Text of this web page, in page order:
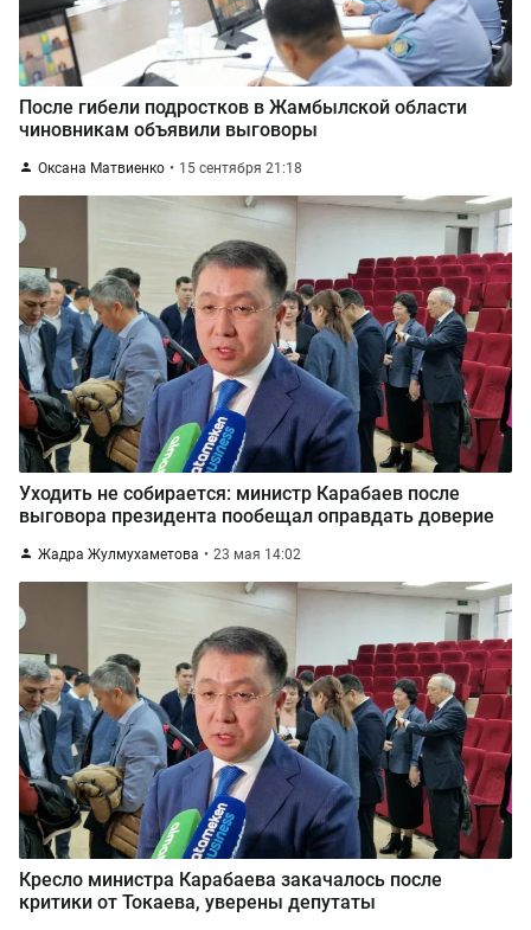
После гибели подростков в Жамбылской области
чиновникам объявили выговоры
Оксана Матвиенко 15 сентября 21:18
Уходить не собирается: министр Карабаев после
выговора президента пообещал оправдать доверие
Жадра Жулмухаметова 23 мая 14:02
Кресло министра Карабаева закачалось после
критики от Токаева, уверены депутаты